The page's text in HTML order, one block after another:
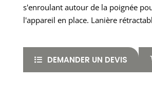
s'enroulant autour de la poignée
l'appareil en place. Lanière
DEMANDER UN DEVIS